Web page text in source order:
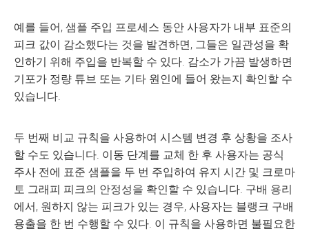
예를 들어, 샘플 주입 프로세스 동안 사용자가 내부 표준의
피크 값이 감소했다는 것을 발견하면, 그들은 일관성을 확
인하기 위해 주입을 반복할 수 있다. 감소가 가끔 발생하면
기포가 정량 튜브 또는 기타 원인에 들어 왔는지 확인할 수
있습니다.
두 번째 비교 규칙을 사용하여 시스템 변경 후 상황을 조사
할 수도 있습니다. 이동 단계를 교체 한 후 사용자는 공식
주사 전에 표준 샘플을 두 번 주입하여 유지 시간 및 크로마
토 그래피 피크의 안정성을 확인할 수 있습니다. 구배 용리
에서, 원하지 않는 피크가 있는 경우, 사용자는 블랭크 구배
용출을 한 번 수행할 수 있다. 이 규칙을 사용하면 불필요한